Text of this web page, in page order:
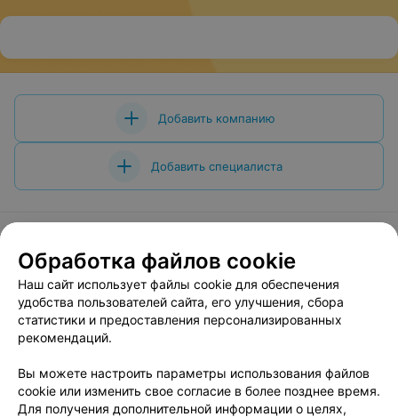
Добавить компанию
Добавить специалиста
О проекте Новости проекта
Вакансии
Публичный договор
Способы оплаты
Публичный договор по использованию сервиса
Пользовательское соглашение
Написать в поддержку
Обработка файлов cookie
Наш сайт использует файлы cookie для обеспечения
удобства пользователей сайта, его улучшения, сбора
статистики и предоставления персонализированных
рекомендаций.
Вы можете настроить параметры использования файлов
cookie или изменить свое согласие в более позднее время.
Для получения дополнительной информации о целях,